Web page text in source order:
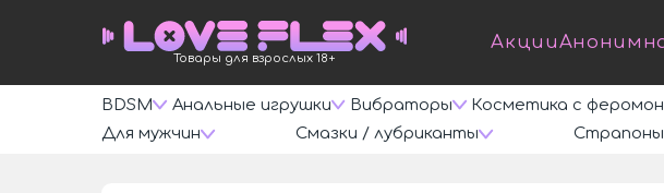
Товары для взрослых 18+
Акции
BDSM Анальные игрушки Вибраторы Косметика с
Для мужчин
Смазки / лубриканты